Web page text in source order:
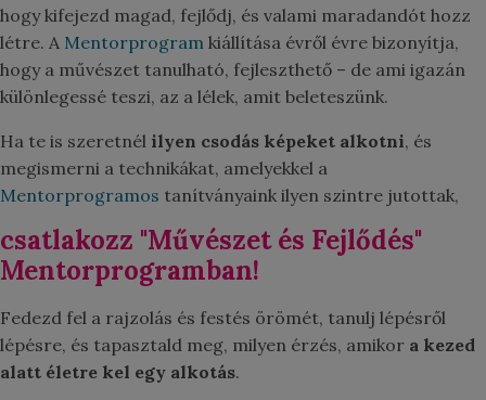
hogy kifejezd magad, fejlődj, és valami maradandót hozz
létre. A Mentorprogram kiállítása évről évre bizonyítja,
hogy a művészet tanulható, fejleszthető – de ami igazán
különlegessé teszi, az a lélek, amit beleteszünk.
Ha te is szeretnél ilyen csodás képeket alkotni, és
megismerni a technikákat, amelyekkel a
Mentorprogramos tanítványaink ilyen szintre jutottak,
csatlakozz "Művészet és Fejlődés"
Mentorprogramban!
Fedezd fel a rajzolás és festés örömét, tanulj lépésről
lépésre, és tapasztald meg, milyen érzés, amikor a kezed
alatt életre kel egy alkotás.